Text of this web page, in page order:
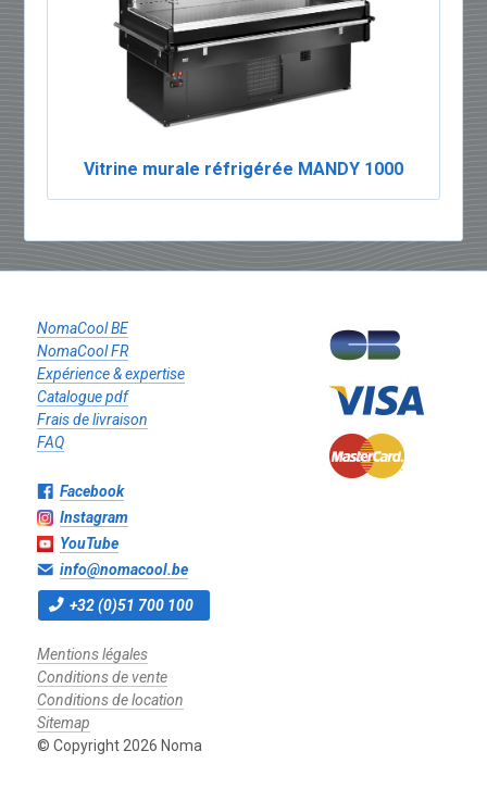
Vitrine murale réfrigérée MANDY 1000
NomaCool BE
NomaCool FR
Expérience & expertise
Catalogue pdf
Frais de livraison
FAQ
Facebook
Instagram
YouTube
info@nomacool.be
+32 (0)51 700 100
Mentions légales
Conditions de vente
Conditions de location
Sitemap
© Copyright 2026 Noma